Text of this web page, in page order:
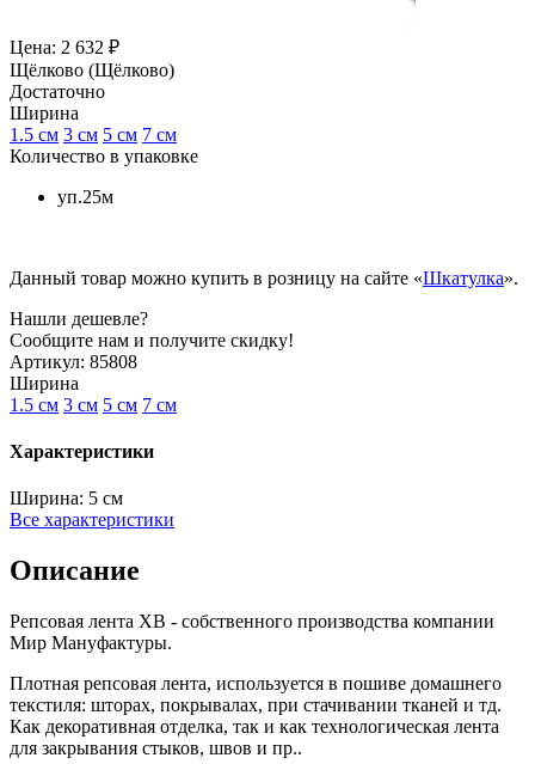
Цена: 2 632 ₽
Щёлково (Щёлково)
Достаточно
Ширина
1.5 см 3 см 5 см 7 см
Количество в упаковке
уп.25м
Данный товар можно купить в розницу на сайте «Шкатулка».
Нашли дешевле?
Сообщите нам и получите скидку!
Артикул: 85808
Ширина
1.5 см 3 см 5 см 7 см
Характеристики
Ширина: 5 см
Все характеристики
Описание
Репсовая лента XB - собственного производства компании
Мир Мануфактуры.
Плотная репсовая лента, используется в пошиве домашнего
текстиля: шторах, покрывалах, при стачивании тканей и тд.
Как декоративная отделка, так и как технологическая лента
для закрывания стыков, швов и пр..